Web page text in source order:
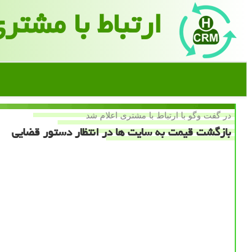
ارتباط با
در گفت وگو با ارتباط با مشتری اعلام شد
بازگشت قیمت به سایت ها در انتظار دستور قضایی